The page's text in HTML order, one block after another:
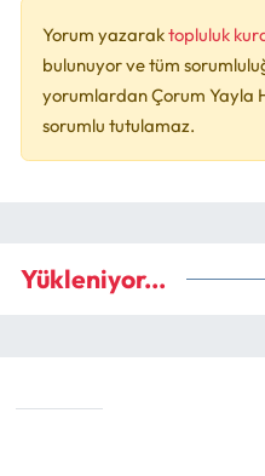
Yorum yazaraktopluluk
bulunuyor ve tüm
yorumlardan Çorum Yayla
sorumlu tutulamaz.
Yükleniyor...